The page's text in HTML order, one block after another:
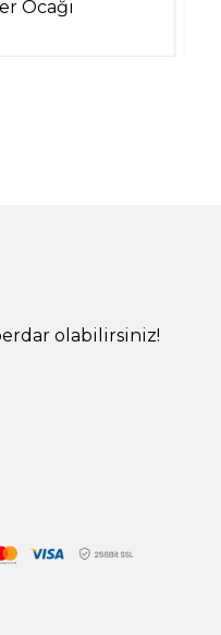
Ocağı
olabilirsiniz!